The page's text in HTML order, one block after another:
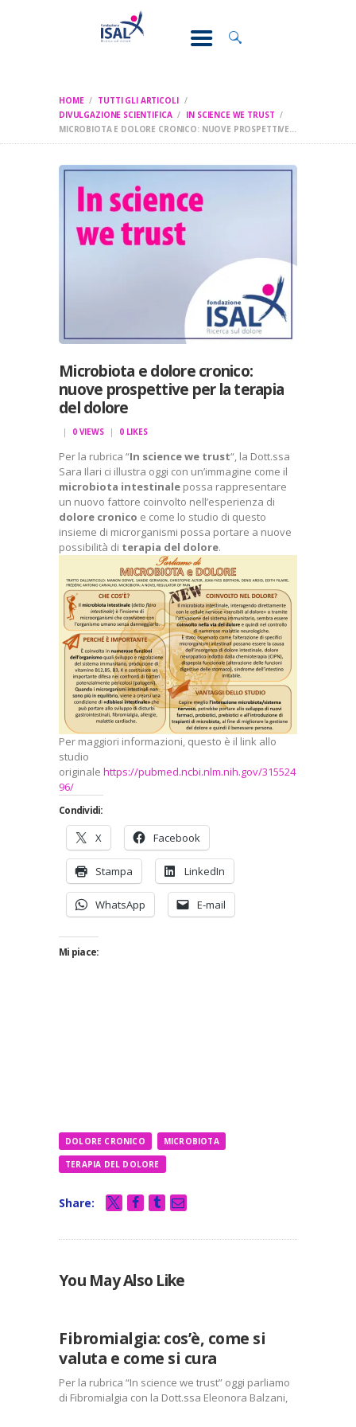
HOME
TUTTI GLI ARTICOLI
DIVULGAZIONE SCIENTIFICA
IN SCIENCE WE TRUST
MICROBIOTA E DOLORE CRONICO: NUOVE PROSPETTIVE...
CONOSCI IL
DOLORE
RICERCA
FORMAZIONE
CHI SIAMO
Microbiota e dolore cronico:
nuove prospettive per la terapia
del dolore
0 VIEWS 0 LIKES
Per la rubrica “In science we trust“, la Dott.ssa
Sara Ilari ci illustra oggi con un’immagine come il
microbiota intestinale possa rappresentare
un nuovo fattore coinvolto nell’esperienza di
dolore cronico e come lo studio di questo
insieme di microrganismi possa portare a nuove
possibilità di terapia del dolore.
Per maggiori informazioni, questo è il link allo
studio
originale https://pubmed.ncbi.nlm.nih.gov/315524
96/
Condividi:
X Facebook
Stampa LinkedIn
WhatsApp E-mail
Mi piace:
DOLORE CRONICO MICROBIOTA
TERAPIA DEL DOLORE
Share:
You May Also Like
SCIENCE
WE
Fibromialgia: cos’è, come si
valuta e come si cura
Per la rubrica “In science we trust” oggi parliamo
di Fibromialgia con la Dott.ssa Eleonora Balzani,